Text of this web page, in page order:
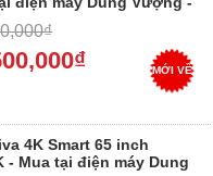
MỚI VỀ
4K Smart 65 inch
- Mua tại điện máy Dung